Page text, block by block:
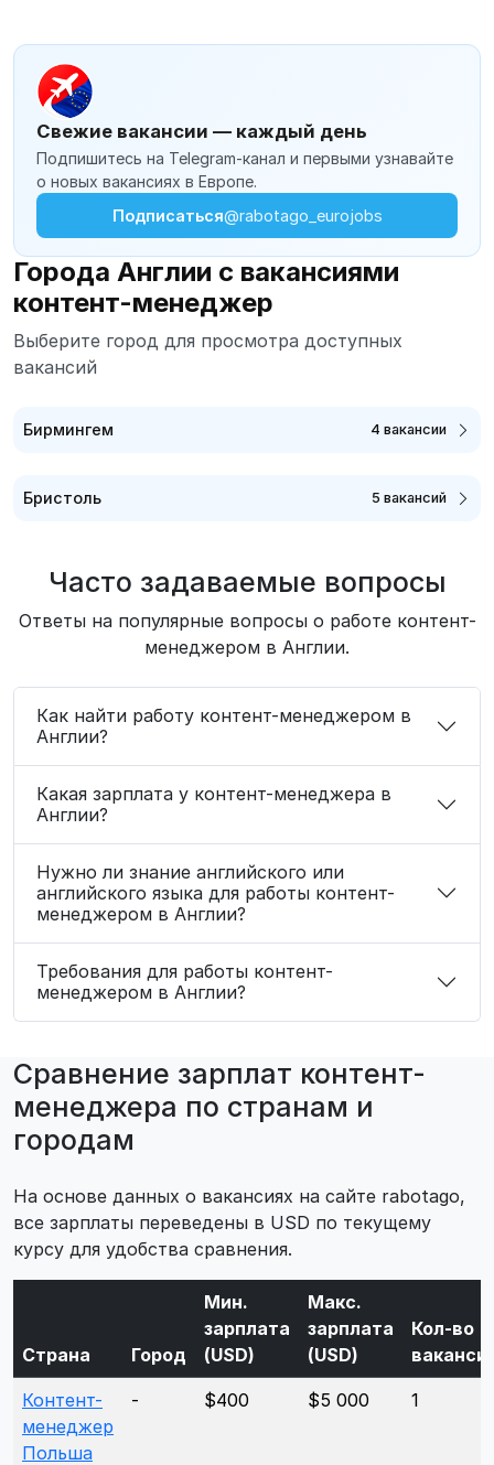
Свежие вакансии — каждый день
Подпишитесь на Telegram-канал и первыми узнавайте
о новых вакансиях в Европе.
Подписаться@rabotago_eurojobs
Города Англии с вакансиями
контент-менеджер
Выберите город для просмотра доступных
вакансий
Бирмингем 4 вакансии
Бристоль 5 вакансий
Часто задаваемые вопросы
Ответы на популярные вопросы о работе контент-
менеджером в Англии.
Как найти работу контент-менеджером в
Англии?
Какая зарплата у контент-менеджера в
Англии?
Нужно ли знание английского или
английского языка для работы контент-
менеджером в Англии?
Требования для работы контент-
менеджером в Англии?
Сравнение зарплат контент-
менеджера по странам и
городам
На основе данных о вакансиях на сайте rabotago,
все зарплаты переведены в USD по текущему
курсу для удобства сравнения.
Страна Город
Мин.
зарплата
(USD)
Макс.
зарплата
(USD)
Кол-во
Контент-
менеджер
Польша
- $400 $5 000 1